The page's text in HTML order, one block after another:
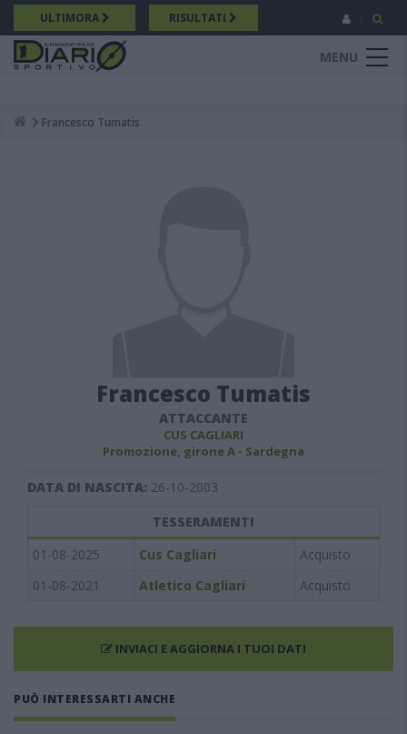
Salta
al
contenuto
principale
ULTIMORA RISULTATI
MENU
Breadcrumb
Francesco Tumatis
Francesco Tumatis
ATTACCANTE
CUS CAGLIARI
Promozione, girone A - Sardegna
DATA DI NASCITA: 26-10-2003
TESSERAMENTI
01-08-2025
Cus Cagliari
Acquisto
01-08-2021
Atletico Cagliari Acquisto
INVIACI E AGGIORNA I TUOI DATI
PUÒ INTERESSARTI ANCHE